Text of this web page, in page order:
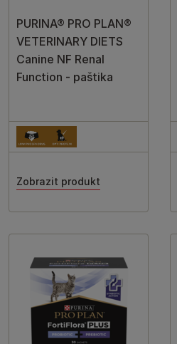
PURINA® PRO PLAN®
VETERINARY DIETS
Canine NF Renal
Function - paštika
Zobrazit produkt